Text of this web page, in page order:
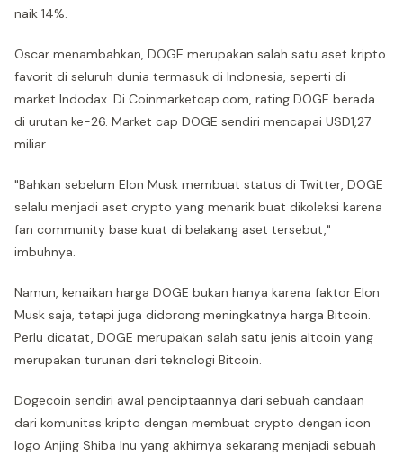
naik 14%.
Oscar menambahkan, DOGE merupakan salah satu aset kripto
favorit di seluruh dunia termasuk di Indonesia, seperti di
market Indodax. Di Coinmarketcap.com, rating DOGE berada
di urutan ke-26. Market cap DOGE sendiri mencapai USD1,27
miliar.
"Bahkan sebelum Elon Musk membuat status di Twitter, DOGE
selalu menjadi aset crypto yang menarik buat dikoleksi karena
fan community base kuat di belakang aset tersebut,"
imbuhnya.
Namun, kenaikan harga DOGE bukan hanya karena faktor Elon
Musk saja, tetapi juga didorong meningkatnya harga Bitcoin.
Perlu dicatat, DOGE merupakan salah satu jenis altcoin yang
merupakan turunan dari teknologi Bitcoin.
Dogecoin sendiri awal penciptaannya dari sebuah candaan
dari komunitas kripto dengan membuat crypto dengan icon
logo Anjing Shiba Inu yang akhirnya sekarang menjadi sebuah